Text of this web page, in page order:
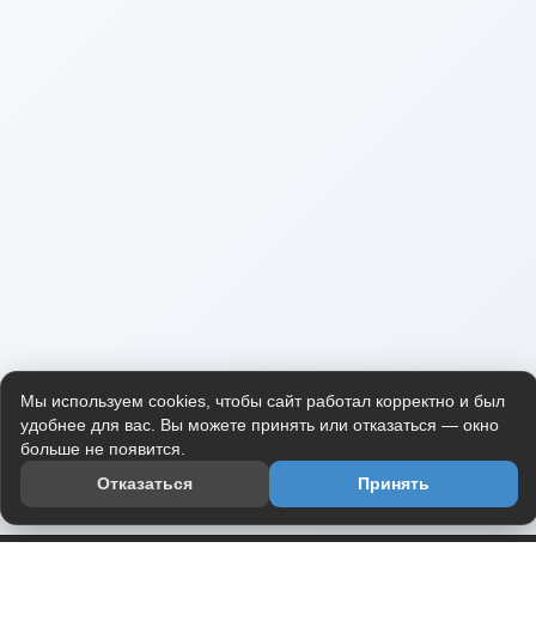
Мы используем cookies, чтобы сайт работал корректно и был
удобнее для вас. Вы можете принять или отказаться — окно
больше не появится.
Отказаться
Принять